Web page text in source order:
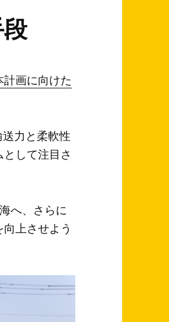
計画に向けた
力と柔軟性
して注目さ
へ、さらに
上させよう